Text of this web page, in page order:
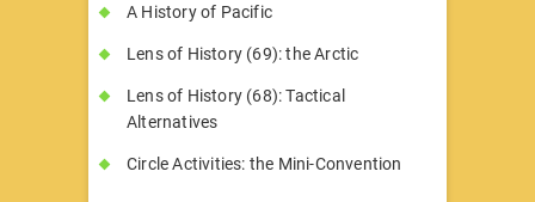
A History of Pacific
Lens of History (69): the Arctic
Lens of History (68): Tactical
Alternatives
Circle Activities: the Mini-Convention